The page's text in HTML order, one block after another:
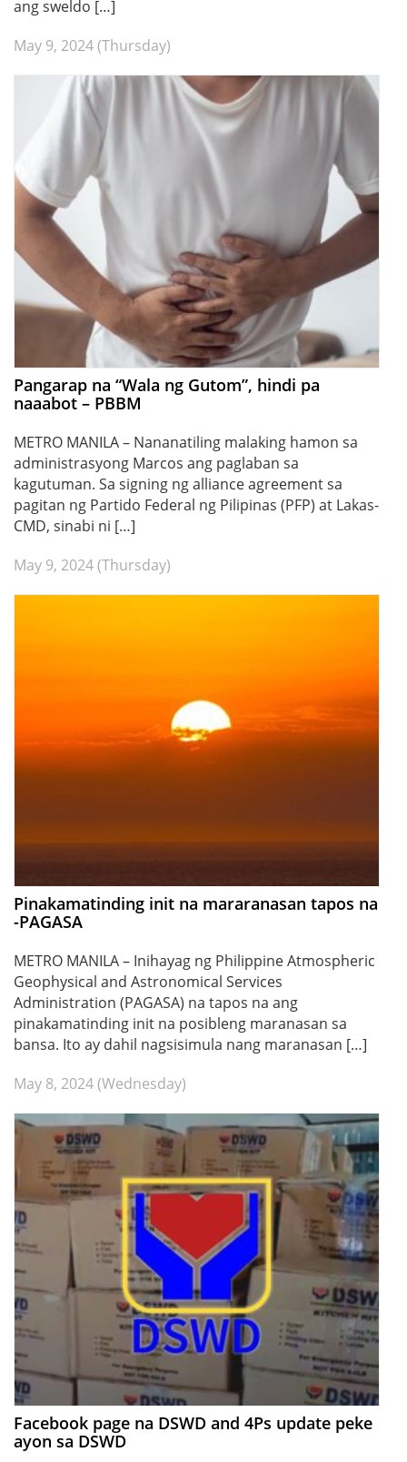
ang sweldo […]
May 9, 2024 (Thursday)
Pangarap na “Wala ng Gutom”, hindi pa
naaabot – PBBM
METRO MANILA – Nananatiling malaking hamon sa
administrasyong Marcos ang paglaban sa
kagutuman. Sa signing ng alliance agreement sa
pagitan ng Partido Federal ng Pilipinas (PFP) at Lakas-
CMD, sinabi ni […]
May 9, 2024 (Thursday)
Pinakamatinding init na mararanasan tapos na
-PAGASA
METRO MANILA – Inihayag ng Philippine Atmospheric
Geophysical and Astronomical Services
Administration (PAGASA) na tapos na ang
pinakamatinding init na posibleng maranasan sa
bansa. Ito ay dahil nagsisimula nang maranasan […]
May 8, 2024 (Wednesday)
Facebook page na DSWD and 4Ps update peke
ayon sa DSWD